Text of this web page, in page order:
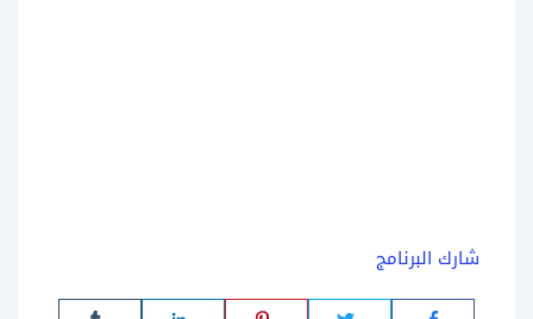
شارك البرنامج